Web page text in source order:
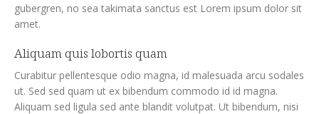
gubergren, no sea takimata sanctus est Lorem ipsum dolor sit
amet.
Aliquam quis lobortis quam
Curabitur pellentesque odio magna, id malesuada arcu sodales
ut. Sed sed quam ut ex bibendum commodo id id magna.
Aliquam sed ligula sed ante blandit volutpat. Ut bibendum, nisi